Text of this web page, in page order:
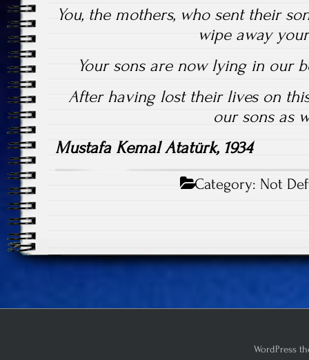
You, the mothers, who sent their
wipe away
Your sons are now lying in our
After having lost their lives on
our sons as
Mustafa Kemal Atatürk, 1934
Category: Not
WordPress